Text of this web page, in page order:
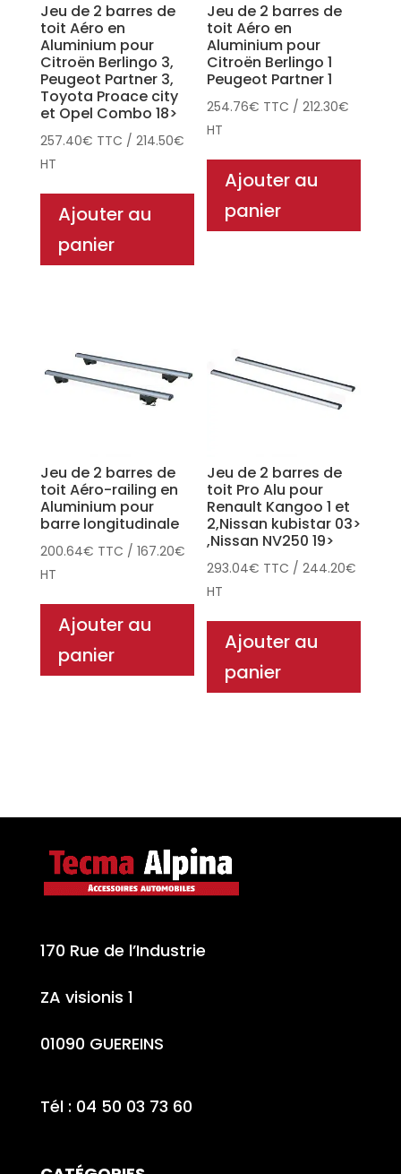
Jeu de 2 barres de
toit Aéro en
Aluminium pour
Citroën Berlingo 3,
Peugeot Partner 3,
Toyota Proace city
et Opel Combo 18>
257.40€ TTC / 214.50€
HT
Ajouter au
panier
Jeu de 2 barres de
toit Aéro en
Aluminium pour
Citroën Berlingo 1
Peugeot Partner 1
254.76€ TTC /212.30€
HT
Ajouter au
panier
Jeu de 2 barres de
toit Aéro-railing en
Aluminium pour
barre longitudinale
200.64€ TTC / 167.20€
HT
Ajouter au
panier
Jeu de 2 barres de
toit Pro Alu pour
Renault Kangoo 1 et
2,Nissan kubistar 03>
,Nissan NV250 19>
293.04€ TTC /244.20€
HT
Ajouter au
panier
170 Rue de l’Industrie
ZA visionis 1
01090 GUEREINS
Tél : 04 50 03 73 60